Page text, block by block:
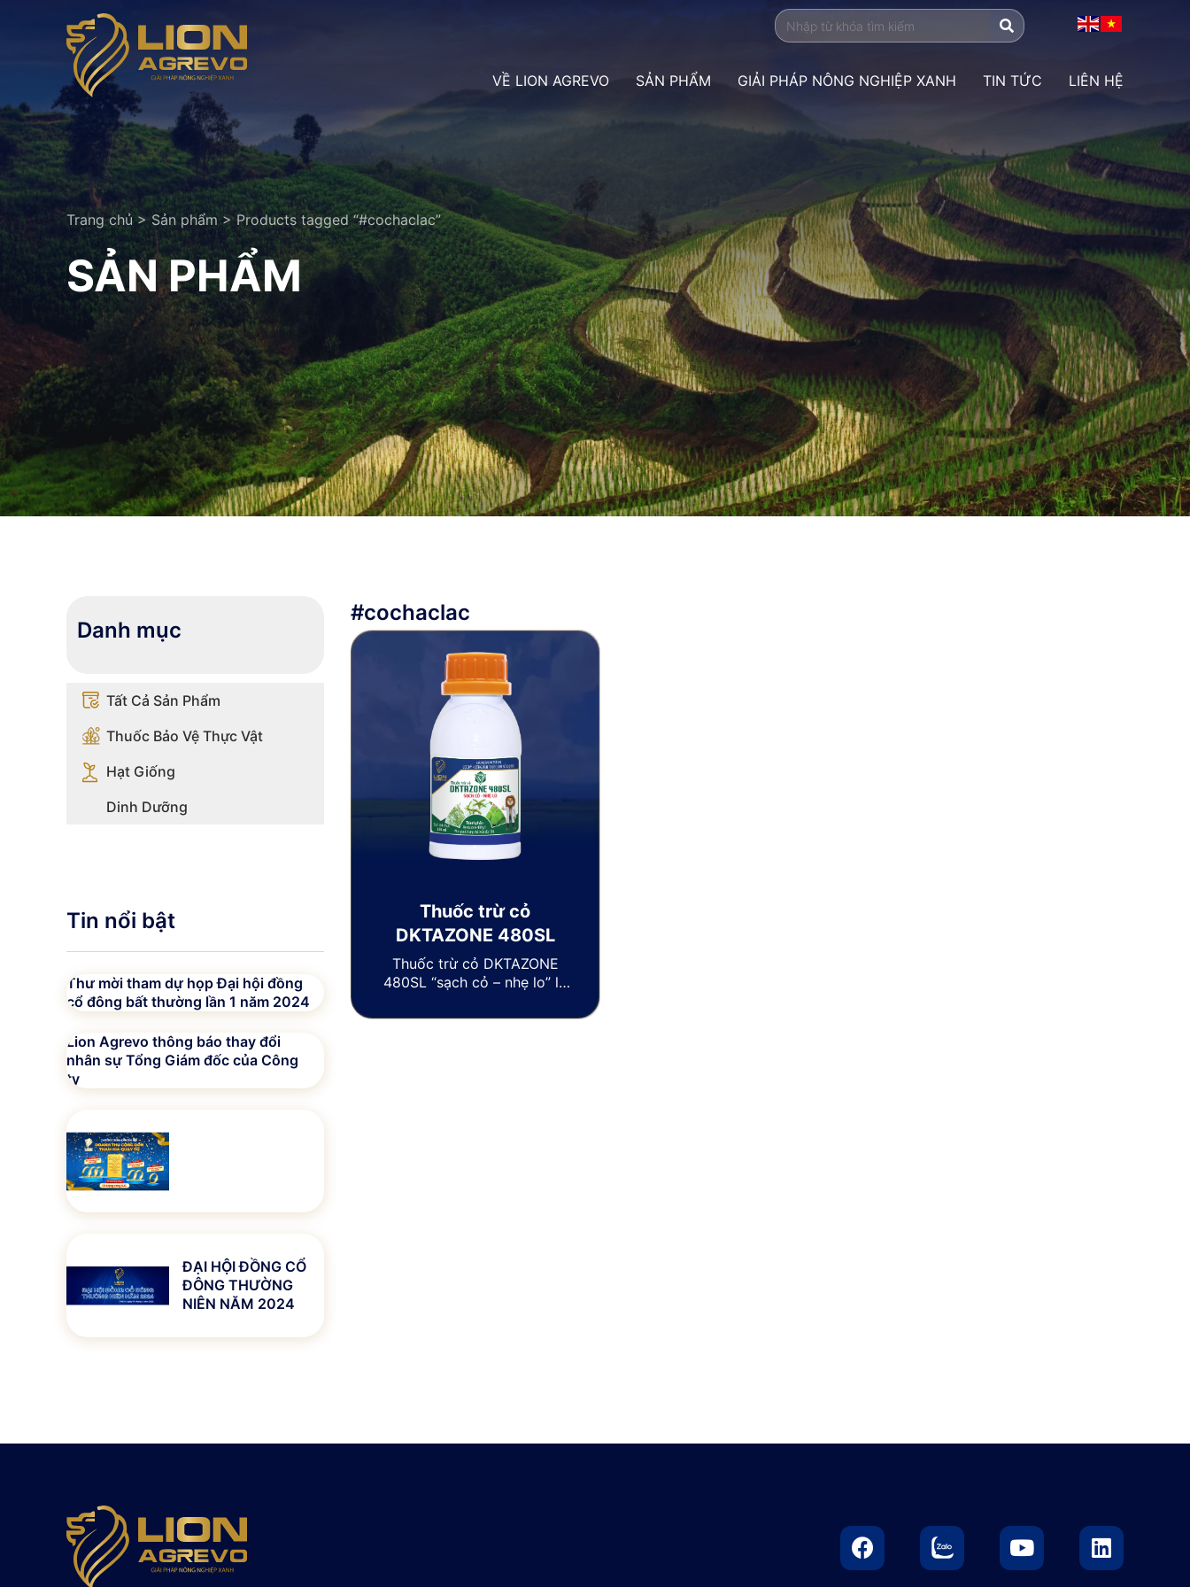
VỀ LION AGREVO SẢN PHẨM GIẢI PHÁP NÔNG NGHIỆP XANH TIN TỨC LIÊN HỆ
Trang chủ> Sản phẩm>Products tagged “#cochaclac”
SẢN PHẨM
Danh mục
Tất Cả Sản Phẩm
Thuốc Bảo Vệ Thực Vật
Hạt Giống
Dinh Dưỡng
Tin nổi bật
Thư mời tham dự họp Đại hội đồng
cổ đông bất thường lần 1 năm 2024
Lion Agrevo thông báo thay đổi
nhân sự Tổng Giám đốc của Công
ty
ĐẠI HỘI ĐỒNG CỔ
ĐÔNG THƯỜNG
NIÊN NĂM 2024
#cochaclac
Thuốc trừ cỏ
DKTAZONE 480SL
Thuốc trừ cỏ DKTAZONE
480SL “sạch cỏ – nhẹ lo” là
và rễ, diệt trừ hiệu quả các